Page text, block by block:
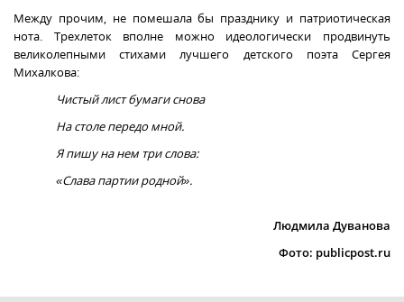
Между прочим, не помешала бы празднику и патриотическая
нота. Трехлеток вполне можно идеологически продвинуть
великолепными стихами лучшего детского поэта Сергея
Михалкова:
Чистый лист бумаги снова
На столе передо мной.
Я пишу на нем три слова:
«Слава партии родной».
Людмила Дуванова
Фото: publicpost.ru